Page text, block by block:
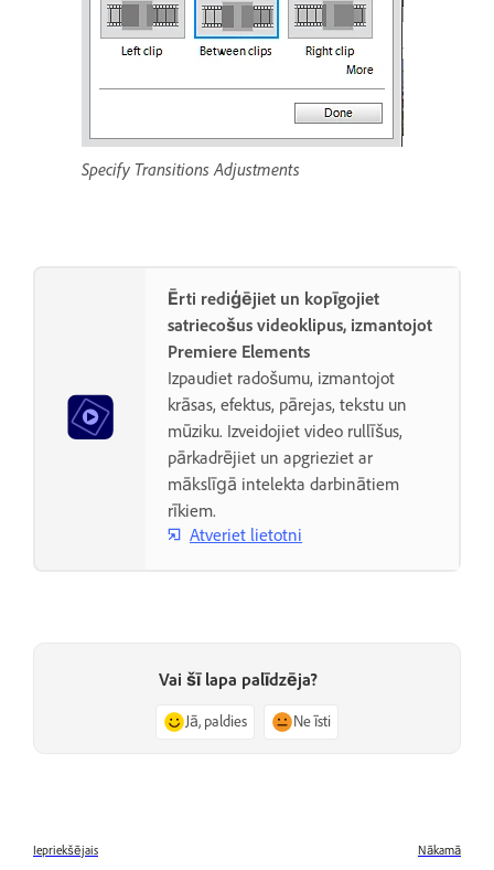
Specify Transitions Adjustments
Ērti rediģējiet un kopīgojiet
satriecošus videoklipus, izmantojot
Premiere Elements
Izpaudiet radošumu, izmantojot
krāsas, efektus, pārejas, tekstu un
mūziku. Izveidojiet video rullīšus,
pārkadrējiet un apgrieziet ar
mākslīgā intelekta darbinātiem
rīkiem.
Atveriet lietotni
Vai šī lapa palīdzēja?
Jā, paldies Ne īsti
Iepriekšējais Nākamā